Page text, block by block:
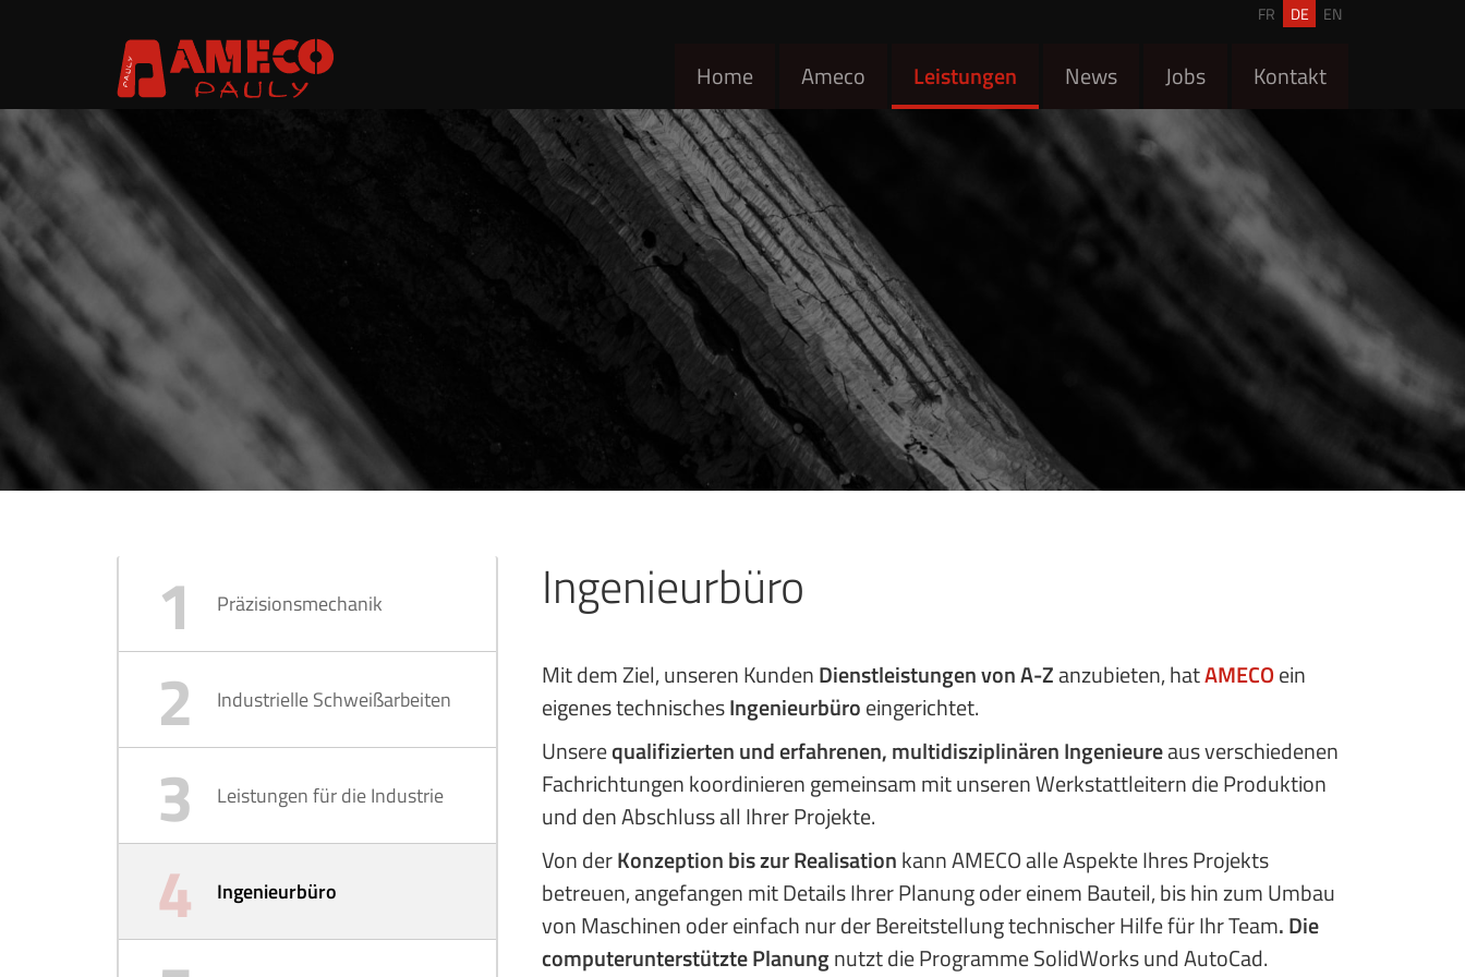
FR DE EN
Home Ameco Leistungen News Jobs Kontakt
Präzisionsmechanik
Industrielle Schweißarbeiten
Leistungen für die Industrie
Ingenieurbüro
Ingenieurbüro
Mit dem Ziel, unseren KundenDienstleistungen von A-Zanzubieten, hatAMECOein
eigenes technischesIngenieurbüroeingerichtet.
Unserequalifizierten und erfahrenen, multidisziplinären Ingenieureaus verschiedenen
Fachrichtungen koordinieren gemeinsam mit unseren Werkstattleitern die Produktion
und den Abschluss all Ihrer Projekte.
Von derKonzeption bis zur Realisationkann AMECO alle Aspekte Ihres Projekts
betreuen, angefangen mit Details Ihrer Planung oder einem Bauteil, bis hin zum Umbau
von Maschinen oder einfach nur der Bereitstellung technischer Hilfe für Ihr Team.Die
computerunterstützte Planungnutzt die Programme SolidWorks und AutoCad.